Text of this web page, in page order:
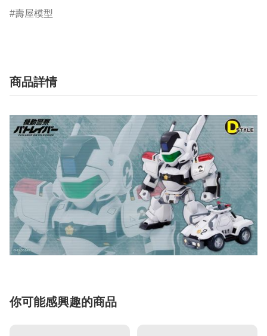
壽屋模型
商品詳情
你可能感興趣的商品